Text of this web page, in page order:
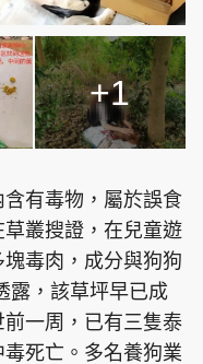
+1
有毒物，屬於誤食
叢搜證，在兒童遊
毒肉，成分與狗狗
露，該草坪早已成
一周，已有三隻泰
死亡。多名養狗業